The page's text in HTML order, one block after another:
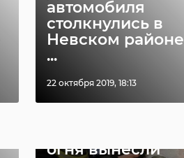
автомобиля
столкнулись в
Невском районе
...
22 октября 2019, 18:13
огня вынесли